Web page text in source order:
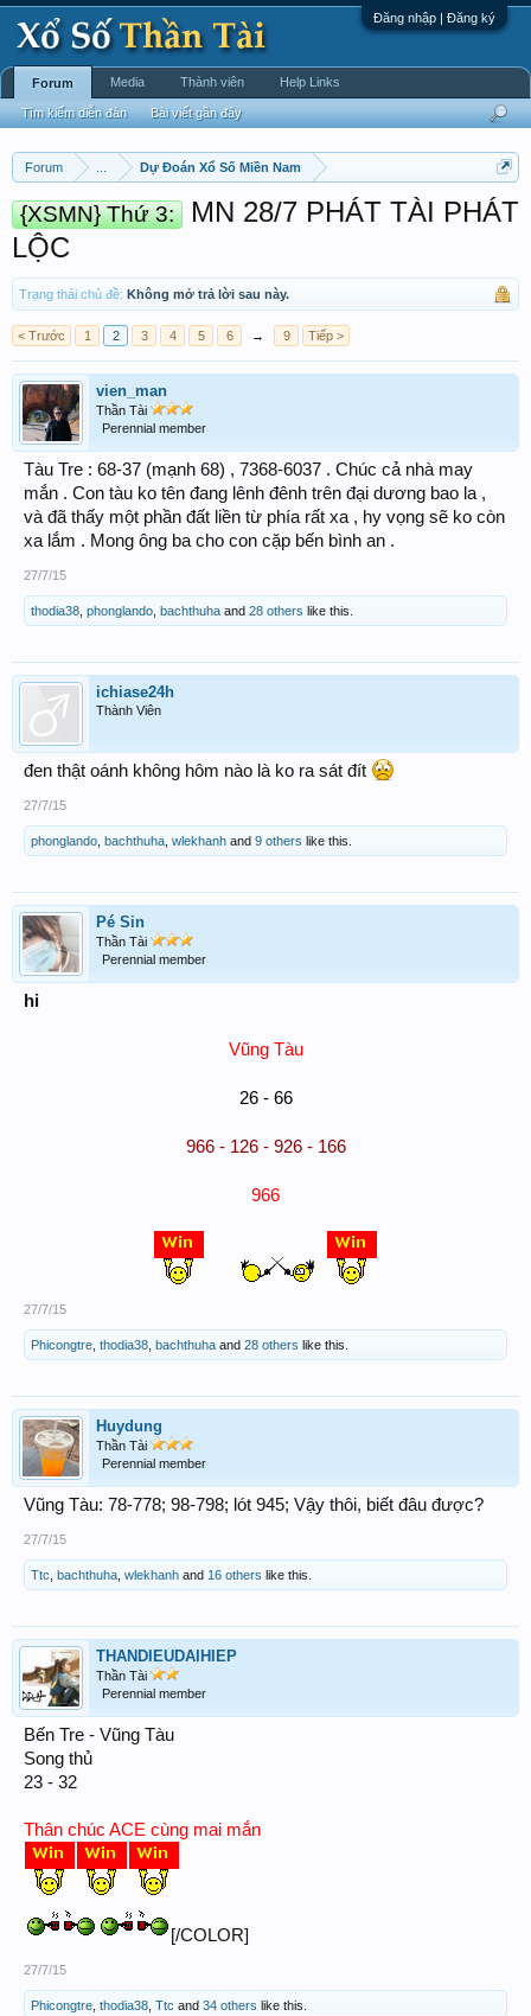
Đăng nhập | Đăng ký
Forum Dự Đoán Xổ Số Miền Nam
{XSMN} Thứ 3:
MN 28/7 PHÁT TÀI PHÁT
LỘC
Trạng thái chủ đề: Không mở trả lời sau này.
< Trước 1 2 3 4 5 6 → 9 Tiếp >
vien_man
Thần Tài
Perennial member
Tàu Tre : 68-37 (mạnh 68) , 7368-6037 . Chúc cả nhà may
mắn . Con tàu ko tên đang lênh đênh trên đại dương bao la ,
và đã thấy một phần đất liền từ phía rất xa , hy vọng sẽ ko còn
xa lắm . Mong ông ba cho con cặp bến bình an .
27/7/15
thodia38 phonglando bachthuha and 28 others like this.
ichiase24h
Thành Viên
đen thật oánh không hôm nào là ko ra sát đít
27/7/15
phonglando bachthuha wlekhanh and 9 others like this.
Pé Sin
Thần Tài
Perennial member
hi
Vũng Tàu
26 - 66
966 - 126 - 926 - 166
966
27/7/15
Phicongtre thodia38 bachthuha and 28 others like this.
Huydung
Thần Tài
Perennial member
Vũng Tàu: 78-778; 98-798; lót 945; Vậy thôi, biết đâu được?
27/7/15
Ttc bachthuha wlekhanh and 16 others like this.
THANDIEUDAIHIEP
Thần Tài
Perennial member
Bến Tre - Vũng Tàu
Song thủ
23 - 32
Thân chúc ACE cùng mai mắn
[/COLOR]
27/7/15
Phicongtre thodia38 Ttc and 34 others like this.
Forum
Tìm kiếm diễn đàn Bài viết gần đây
Media Thành viên Help Links